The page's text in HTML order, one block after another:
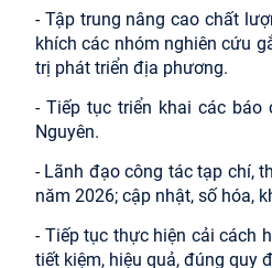
- Tập trung nâng cao chất
khích các nhóm nghiên cứu
trị phát triển địa phương.
- Tiếp tục triển khai các
Nguyên.
- Lãnh đạo công tác tạp chí,
năm 2026; cập nhật, số hóa,
- Tiếp tục thực hiện cải cách
tiết kiệm, hiệu quả, đúng quy